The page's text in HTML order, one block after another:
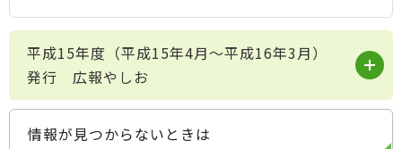
平成15年度（平成15年4月～平成16年3月）
発行 広報やしお
情報が見つからないときは